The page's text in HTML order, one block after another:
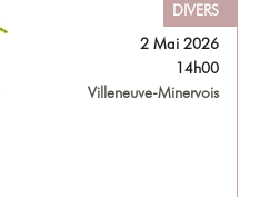
DIVERS
2 Mai 2026
14h00
Villeneuve-Minervois